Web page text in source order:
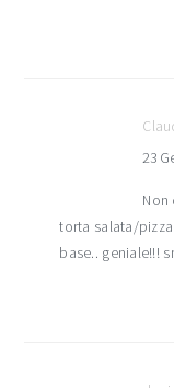
23
Non
torta salata/
base.. geniale!!!